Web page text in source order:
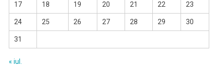
17 18 19 20 21 22 23
24 25 26 27 28 29 30
31
« iul.